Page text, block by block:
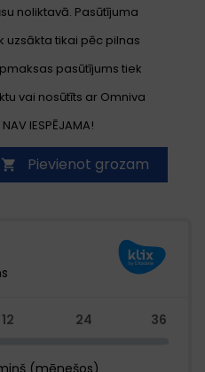
noliktavā. Pasūtījuma
tikai pēc pilnas
pasūtījums tiek
vai nosūtīts ar Omniva
IESPĒJAMA!
 Pievienot grozam